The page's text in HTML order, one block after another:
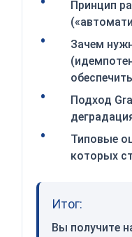
Принцип
Зачем
Подход
Типовые
которых
Итог:
Вы получите